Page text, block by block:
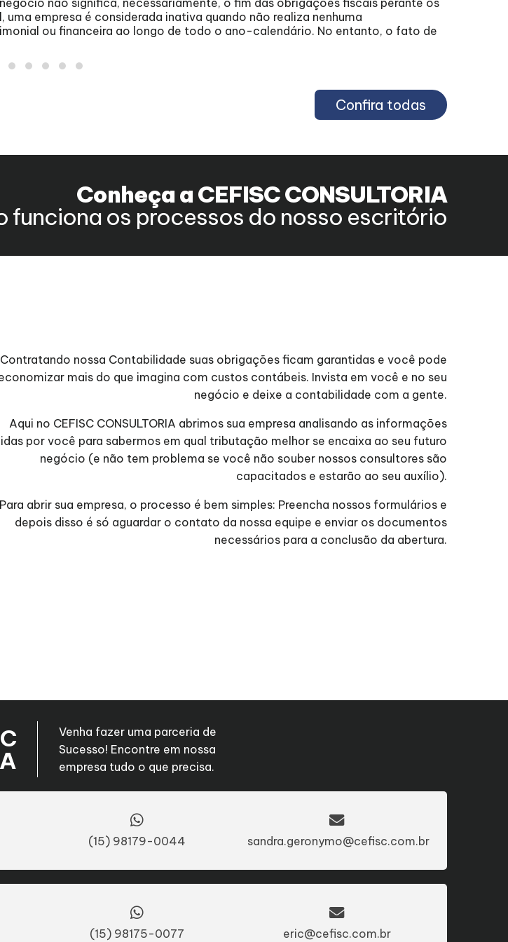
não significa, necessariamente, o fim das obrigações fiscais perante os
empresa é considerada inativa quando não realiza nenhuma
ou financeira ao longo de todo o ano-calendário. No entanto, o fato de
Confira todas
Conheça a CEFISC CONSULTORIA
funciona os processos do nosso escritório
Contratando nossa Contabilidade suas obrigações ficam garantidas e você pode
mais do que imagina com custos contábeis. Invista em você e no seu
negócio e deixe a contabilidade com a gente.
Aqui no CEFISC CONSULTORIA abrimos sua empresa analisando as informações
por você para sabermos em qual tributação melhor se encaixa ao seu futuro
negócio (e não tem problema se você não souber nossos consultores são
capacitados e estarão ao seu auxílio).
Para abrir sua empresa, o processo é bem simples: Preencha nossos formulários e
depois disso é só aguardar o contato da nossa equipe e enviar os documentos
necessários para a conclusão da abertura.
Venha fazer uma parceria de
Sucesso! Encontre em nossa
empresa tudo o que precisa.
(15) 98179-0044 sandra.geronymo@cefisc.com.br
(15) 98175-0077 eric@cefisc.com.br